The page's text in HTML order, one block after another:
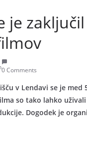
je
0 Comments
v Lendavi se je
so tako lahko
Dogodek je